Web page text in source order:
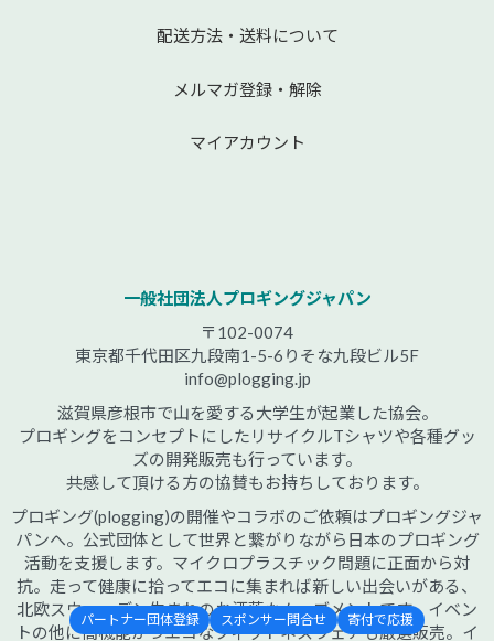
パートナー団体登録 スポンサー問合せ 寄付で応援
配送方法・送料について
メルマガ登録・解除
マイアカウント
一般社団法人プロギングジャパン
〒102-0074
東京都千代田区九段南1-5-6りそな九段ビル5F
info@plogging.jp
滋賀県彦根市で山を愛する大学生が起業した協会。
プロギングをコンセプトにしたリサイクルTシャツや各種グッ
ズの開発販売も行っています。
共感して頂ける方の協賛もお持ちしております。
プロギング(plogging)の開催やコラボのご依頼はプロギングジャ
パンへ。公式団体として世界と繋がりながら日本のプロギング
活動を支援します。マイクロプラスチック問題に正面から対
抗。走って健康に拾ってエコに集まれば新しい出会いがある、
北欧スウェーデン生まれのお洒落なムーブメントです。イベン
トの他に高機能かつエコなフィットネスウェアも厳選販売。イ